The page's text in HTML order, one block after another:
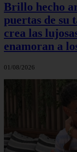
Brillo hecho
puertas de su
crea las
enamoran a
01/08/2026